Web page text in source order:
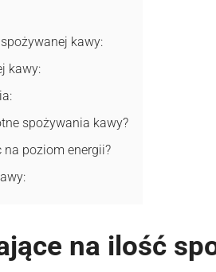
kawy:
kawy:
spożywania kawy?
na poziom energii?
na ilość